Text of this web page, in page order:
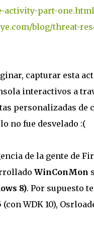
activity-part-one.html
blog/threat-
capturar esta
interactivos a
personalizadas de
no fue desvelado :(
de la gente de
WinConMon
8). Por supuesto
(con WDK 10),